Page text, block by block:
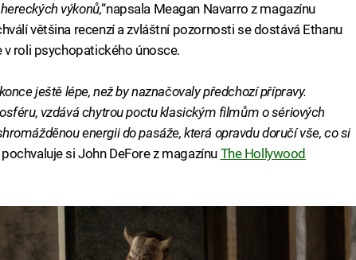
výkonů,“napsala Meagan Navarro z magazínu
většina recenzí a zvláštní pozornosti se dostává Ethanu
v roli psychopatického únosce.
ještě lépe, než by naznačovaly předchozí přípravy.
vzdává chytrou poctu klasickým filmům o sériových
energii do pasáže, která opravdu doručí vše, co si
pochvaluje si John DeFore z magazínu The Hollywood